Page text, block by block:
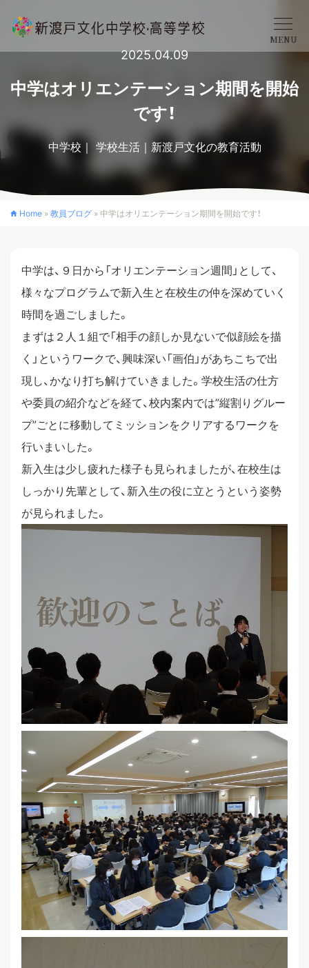
学校概要
中学校
クロスカリキュラム
スタディツアー
ニュース
教員ブログ
在校生・保護者・卒業生の方へ
MENU
2025.04.09
中学はオリエンテーション期間を開始
です！
中学校 学校生活 新渡戸文化の教育活動
Home » 教員ブログ » 中学はオリエンテーション期間を開始です！
中学は、９日から「オリエンテーション週間」として、
様々なプログラムで新入生と在校生の仲を深めていく
時間を過ごしました。
まずは２人１組で「相手の顔しか見ないで似顔絵を描
く」というワークで、興味深い「画伯」があちこちで出
現し、かなり打ち解けていきました。学校生活の仕方
や委員の紹介などを経て、校内案内では”縦割りグルー
プ”ごとに移動してミッションをクリアするワークを
行いまいした。
新入生は少し疲れた様子も見られましたが、在校生は
しっかり先輩として、新入生の役に立とうという姿勢
が見られました。